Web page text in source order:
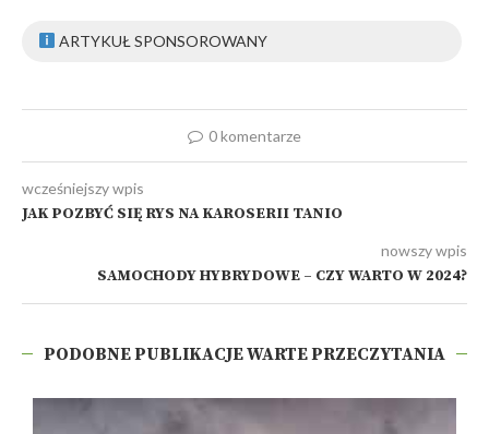
ARTYKUŁ SPONSOROWANY
0 komentarze
wcześniejszy wpis
JAK POZBYĆ SIĘ RYS NA KAROSERII TANIO
nowszy wpis
SAMOCHODY HYBRYDOWE – CZY WARTO W 2024?
PODOBNE PUBLIKACJE WARTE PRZECZYTANIA